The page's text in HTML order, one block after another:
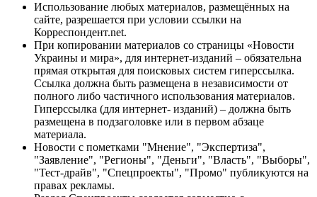
Использование любых материалов, размещённых на
сайте, разрешается при условии ссылки на
Корреспондент.net.
При копировании материалов со страницы «Новости
Украины и мира», для интернет-изданий – обязательна
прямая открытая для поисковых систем гиперссылка.
Ссылка должна быть размещена в независимости от
полного либо частичного использования материалов.
Гиперссылка (для интернет- изданий) – должна быть
размещена в подзаголовке или в первом абзаце
материала.
Новости с пометками "Мнение", "Экспертиза",
"Заявление", "Регионы", "Деньги", "Власть", "Выборы",
"Тест-драйв", "Спецпроекты", "Промо" публикуются на
правах рекламы.